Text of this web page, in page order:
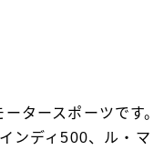
タースポーツです。
ンディ500、ル・マ